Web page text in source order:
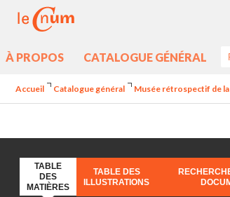
À PROPOS CATALOGUE GÉNÉRAL
Accueil Catalogue général Musée rétrospectif de
TABLE
DES
MATIÈRES
TABLE DES
ILLUSTRATIONS